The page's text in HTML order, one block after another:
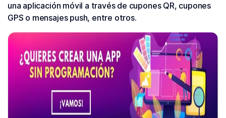
una aplicación móvil a través de cupones QR, cupones
GPS o mensajes push, entre otros.